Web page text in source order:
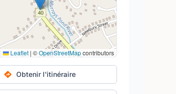
Leaflet | ©OpenStreetMapcontributors
Obtenir l'itinéraire